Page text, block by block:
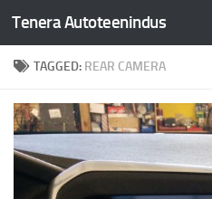
Skip to content
Tenera Autoteenindus
TAGGED: REAR CAMERA